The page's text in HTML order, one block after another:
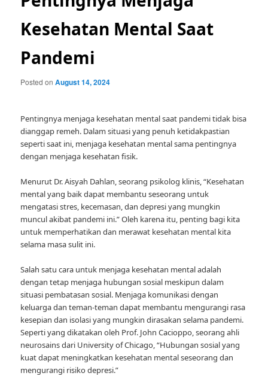
Kesehatan Mental Saat
Pandemi
Posted onAugust 14, 2024
Pentingnya menjaga kesehatan mental saat pandemi tidak bisa
dianggap remeh. Dalam situasi yang penuh ketidakpastian
seperti saat ini, menjaga kesehatan mental sama pentingnya
dengan menjaga kesehatan fisik.
Menurut Dr. Aisyah Dahlan, seorang psikolog klinis, “Kesehatan
mental yang baik dapat membantu seseorang untuk
mengatasi stres, kecemasan, dan depresi yang mungkin
muncul akibat pandemi ini.” Oleh karena itu, penting bagi kita
untuk memperhatikan dan merawat kesehatan mental kita
selama masa sulit ini.
Salah satu cara untuk menjaga kesehatan mental adalah
dengan tetap menjaga hubungan sosial meskipun dalam
situasi pembatasan sosial. Menjaga komunikasi dengan
keluarga dan teman-teman dapat membantu mengurangi rasa
kesepian dan isolasi yang mungkin dirasakan selama pandemi.
Seperti yang dikatakan oleh Prof. John Cacioppo, seorang ahli
neurosains dari University of Chicago, “Hubungan sosial yang
kuat dapat meningkatkan kesehatan mental seseorang dan
mengurangi risiko depresi.”